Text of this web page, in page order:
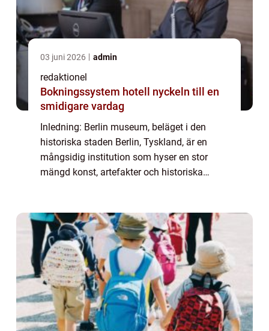
03 juni 2026 admin
redaktionel
Bokningssystem hotell nyckeln till en
smidigare vardag
Inledning: Berlin museum, beläget i den
historiska staden Berlin, Tyskland, är en
mångsidig institution som hyser en stor
mängd konst, artefakter och historiska
histori...